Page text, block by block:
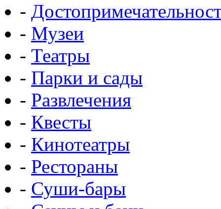
-
- Музеи
- Театры
- Парки и сады
- Развлечения
- Квесты
- Кинотеатры
- Рестораны
- Суши-бары